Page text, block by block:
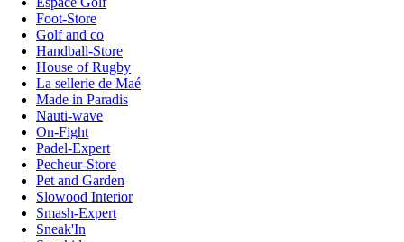
Foot-Store
Golf and co
Handball-Store
House of Rugby
La sellerie de Maé
Made in Paradis
Nauti-wave
On-Fight
Padel-Expert
Pecheur-Store
Pet and Garden
Slowood Interior
Smash-Expert
Sneak'In